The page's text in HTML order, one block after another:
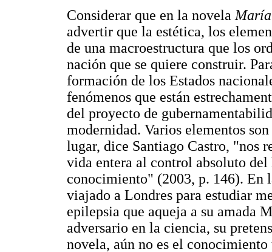
Considerar que en la novela María
advertir que la estética, los
de una macroestructura que los
nación que se quiere construir.
formación de los Estados
fenómenos que están
del proyecto de
modernidad. Varios elementos
lugar, dice Santiago Castro, "nos
vida entera al control absoluto
conocimiento" (2003, p. 146). En
viajado a Londres para estudiar
epilepsia que aqueja a su amada
adversario en la ciencia, su
novela, aún no es el